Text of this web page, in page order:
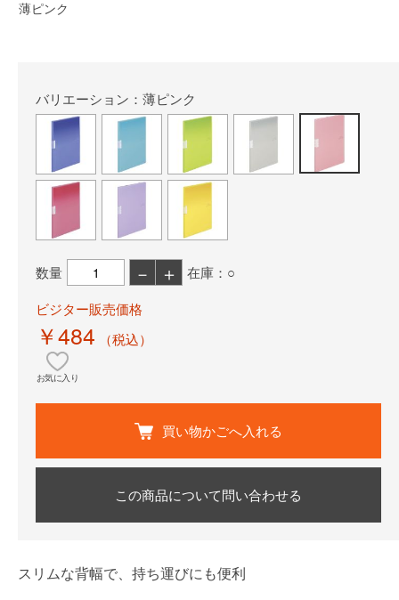
薄ピンク
バリエーション：薄ピンク
数量 － ＋
在庫：○
ビジター販売価格
￥484 （税込）
お気に入り
買い物かごへ入れる
この商品について問い合わせる
スリムな背幅で、持ち運びにも便利